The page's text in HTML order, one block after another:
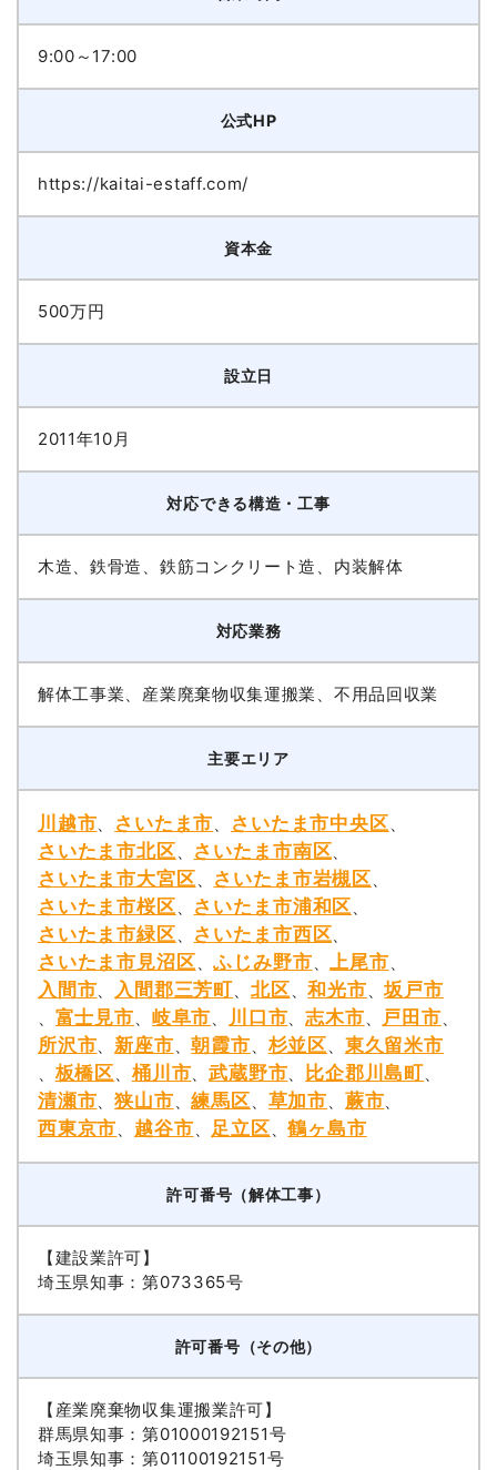
9:00～17:00
公式HP
https://kaitai-estaff.com/
資本金
500万円
設立日
2011年10月
対応できる構造・工事
木造、鉄骨造、鉄筋コンクリート造、内装解体
対応業務
解体工事業、産業廃棄物収集運搬業、不用品回収業
主要エリア
川越市、 さいたま市、 さいたま市中央区、
さいたま市北区、 さいたま市南区、
さいたま市大宮区、 さいたま市岩槻区、
さいたま市桜区、 さいたま市浦和区、
さいたま市緑区、 さいたま市西区、
さいたま市見沼区、ふじみ野市、 上尾市、
入間市、 入間郡三芳町、 北区、和光市、坂戸市
、 富士見市、 岐阜市、 川口市、志木市、 戸田市、
所沢市、新座市、朝霞市、杉並区、 東久留米市
、 板橋区、 桶川市、武蔵野市、 比企郡川島町、
清瀬市、狭山市、練馬区、 草加市、 蕨市、
西東京市、 越谷市、 足立区、鶴ヶ島市
許可番号（解体工事）
【建設業許可】
埼玉県知事：第073365号
許可番号（その他）
【産業廃棄物収集運搬業許可】
群馬県知事：第01000192151号
埼玉県知事：第01100192151号